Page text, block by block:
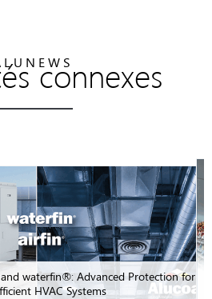
connexes
waterfin®: Advanced Protection for
HVAC Systems